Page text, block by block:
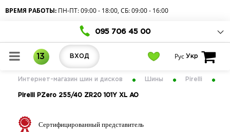
ВРЕМЯ РАБОТЫ: ПН-ПТ: 09:00 - 18:00, СБ: 09:00 - 16:00
095 706 45 00
13 ВХОД Рус Укр
Интернет-магазин шин и дисков Шины Pirelli
Pirelli PZero 255/40 ZR20 101Y XL AO
Сертифицированный представитель